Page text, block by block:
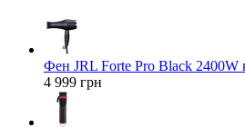
Фен JRL Forte Pro Black
4 999 грн